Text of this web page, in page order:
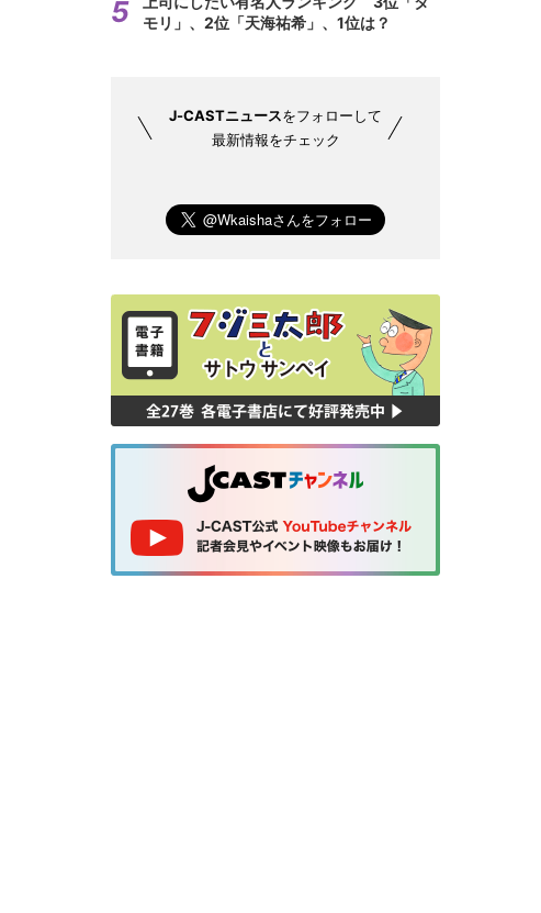
モリ」、2位「天海祐希」、1位は？
J-CASTニュースをフォローして
最新情報をチェック